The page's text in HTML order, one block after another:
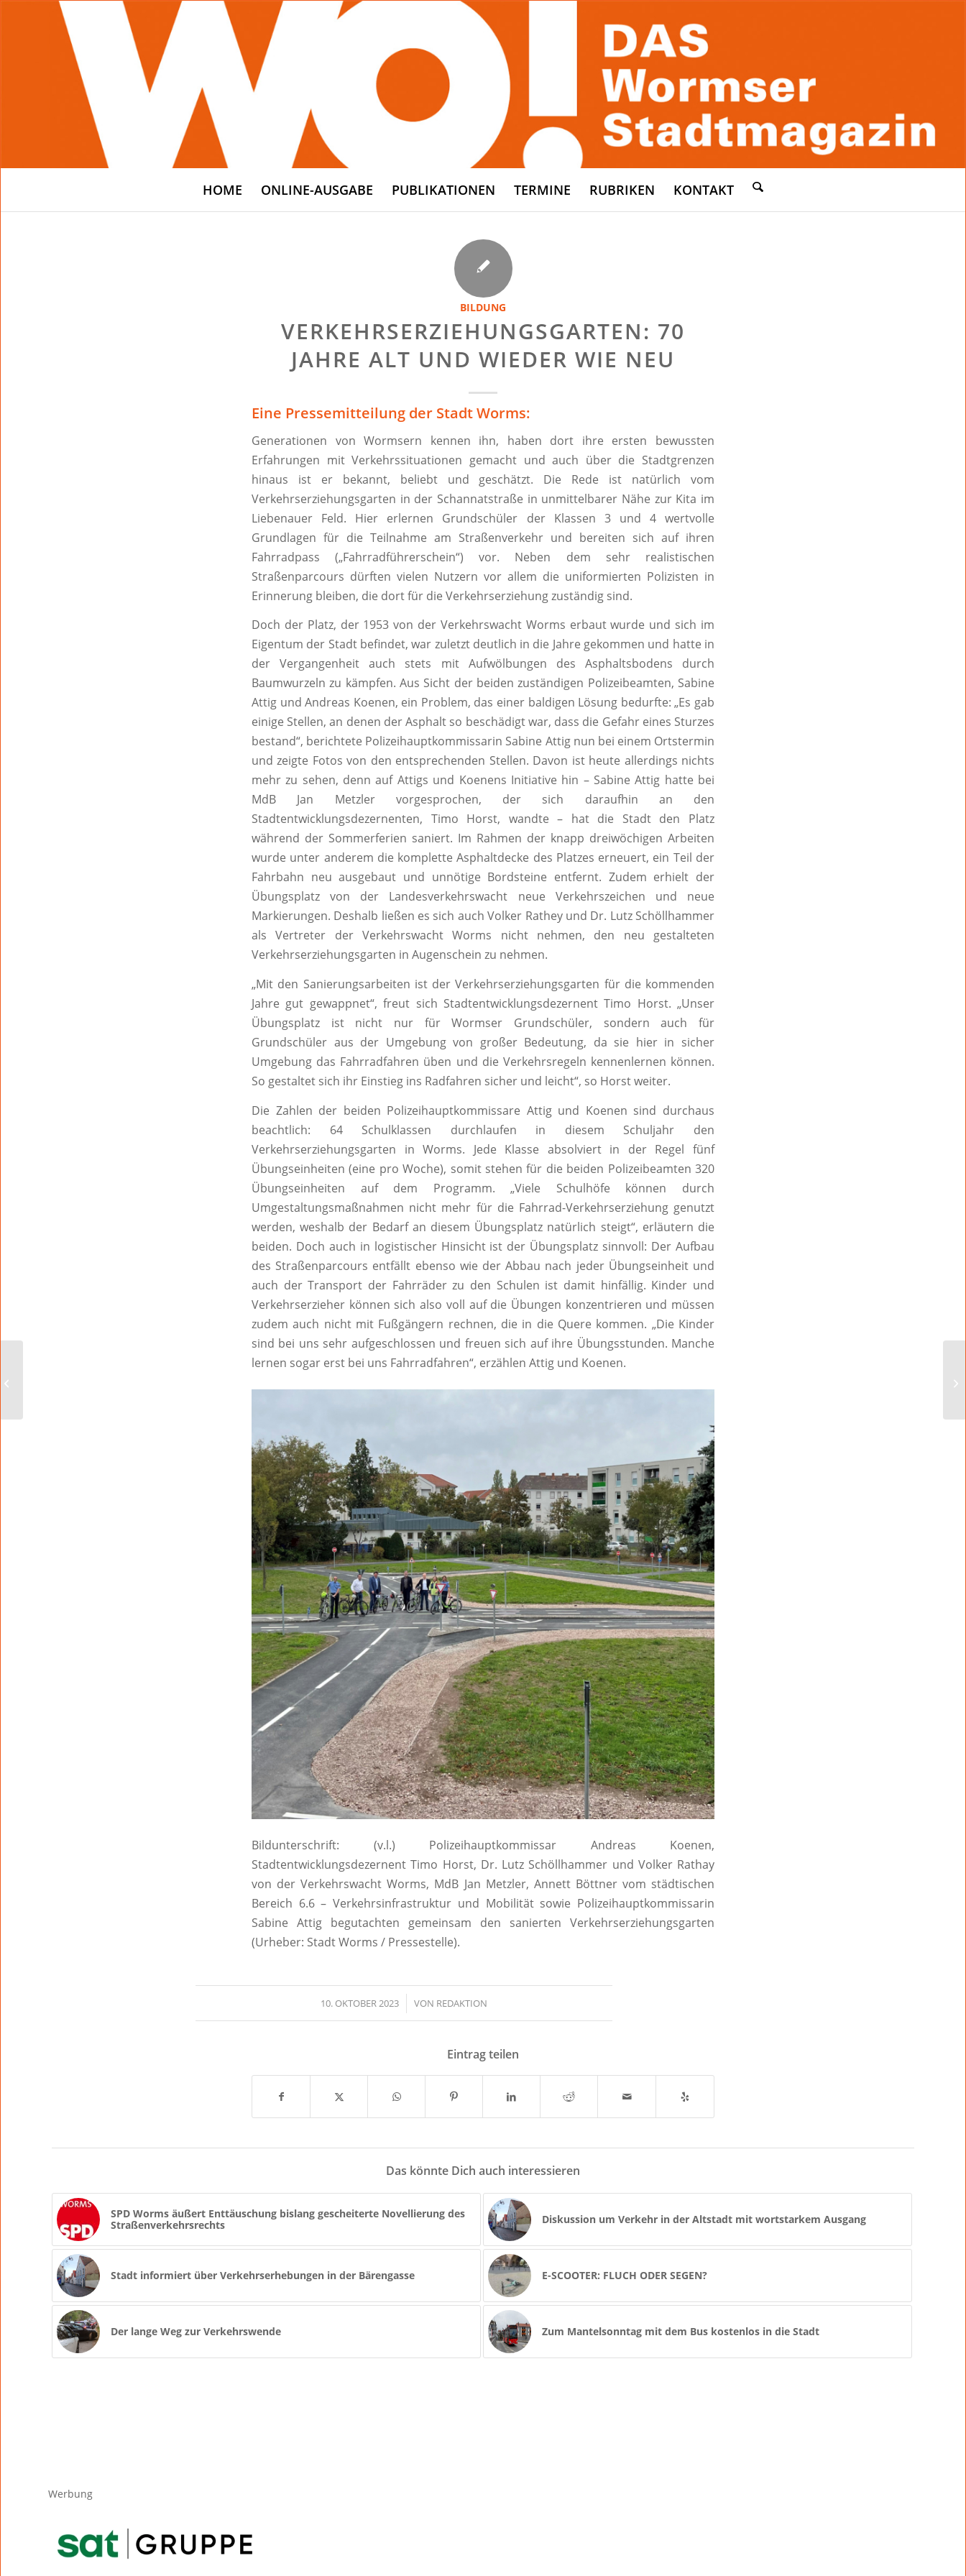
HOME ONLINE-AUSGABE PUBLIKATIONEN TERMINE RUBRIKEN KONTAKT
BILDUNG
VERKEHRSERZIEHUNGSGARTEN: 70
JAHRE ALT UND WIEDER WIE NEU
Eine Pressemitteilung der Stadt Worms:
Generationen von Wormsern kennen ihn, haben dort ihre ersten bewussten
Erfahrungen mit Verkehrssituationen gemacht und auch über die Stadtgrenzen
hinaus ist er bekannt, beliebt und geschätzt. Die Rede ist natürlich vom
Verkehrserziehungsgarten in der Schannatstraße in unmittelbarer Nähe zur Kita im
Liebenauer Feld. Hier erlernen Grundschüler der Klassen 3 und 4 wertvolle
Grundlagen für die Teilnahme am Straßenverkehr und bereiten sich auf ihren
Fahrradpass („Fahrradführerschein“) vor. Neben dem sehr realistischen
Straßenparcours dürften vielen Nutzern vor allem die uniformierten Polizisten in
Erinnerung bleiben, die dort für die Verkehrserziehung zuständig sind.
Doch der Platz, der 1953 von der Verkehrswacht Worms erbaut wurde und sich im
Eigentum der Stadt befindet, war zuletzt deutlich in die Jahre gekommen und hatte in
der Vergangenheit auch stets mit Aufwölbungen des Asphaltsbodens durch
Baumwurzeln zu kämpfen. Aus Sicht der beiden zuständigen Polizeibeamten, Sabine
Attig und Andreas Koenen, ein Problem, das einer baldigen Lösung bedurfte: „Es gab
einige Stellen, an denen der Asphalt so beschädigt war, dass die Gefahr eines Sturzes
bestand“, berichtete Polizeihauptkommissarin Sabine Attig nun bei einem Ortstermin
und zeigte Fotos von den entsprechenden Stellen. Davon ist heute allerdings nichts
mehr zu sehen, denn auf Attigs und Koenens Initiative hin – Sabine Attig hatte bei
MdB Jan Metzler vorgesprochen, der sich daraufhin an den
Stadtentwicklungsdezernenten, Timo Horst, wandte – hat die Stadt den Platz
während der Sommerferien saniert. Im Rahmen der knapp dreiwöchigen Arbeiten
wurde unter anderem die komplette Asphaltdecke des Platzes erneuert, ein Teil der
Fahrbahn neu ausgebaut und unnötige Bordsteine entfernt. Zudem erhielt der
Übungsplatz von der Landesverkehrswacht neue Verkehrszeichen und neue
Markierungen. Deshalb ließen es sich auch Volker Rathey und Dr. Lutz Schöllhammer
als Vertreter der Verkehrswacht Worms nicht nehmen, den neu gestalteten
Verkehrserziehungsgarten in Augenschein zu nehmen.
„Mit den Sanierungsarbeiten ist der Verkehrserziehungsgarten für die kommenden
Jahre gut gewappnet“, freut sich Stadtentwicklungsdezernent Timo Horst. „Unser
Übungsplatz ist nicht nur für Wormser Grundschüler, sondern auch für
Grundschüler aus der Umgebung von großer Bedeutung, da sie hier in sicher
Umgebung das Fahrradfahren üben und die Verkehrsregeln kennenlernen können.
So gestaltet sich ihr Einstieg ins Radfahren sicher und leicht“, so Horst weiter.
Die Zahlen der beiden Polizeihauptkommissare Attig und Koenen sind durchaus
beachtlich: 64 Schulklassen durchlaufen in diesem Schuljahr den
Verkehrserziehungsgarten in Worms. Jede Klasse absolviert in der Regel fünf
Übungseinheiten (eine pro Woche), somit stehen für die beiden Polizeibeamten 320
Übungseinheiten auf dem Programm. „Viele Schulhöfe können durch
Umgestaltungsmaßnahmen nicht mehr für die Fahrrad-Verkehrserziehung genutzt
werden, weshalb der Bedarf an diesem Übungsplatz natürlich steigt“, erläutern die
beiden. Doch auch in logistischer Hinsicht ist der Übungsplatz sinnvoll: Der Aufbau
des Straßenparcours entfällt ebenso wie der Abbau nach jeder Übungseinheit und
auch der Transport der Fahrräder zu den Schulen ist damit hinfällig. Kinder und
Verkehrserzieher können sich also voll auf die Übungen konzentrieren und müssen
zudem auch nicht mit Fußgängern rechnen, die in die Quere kommen. „Die Kinder
sind bei uns sehr aufgeschlossen und freuen sich auf ihre Übungsstunden. Manche
lernen sogar erst bei uns Fahrradfahren“, erzählen Attig und Koenen.
Bildunterschrift: (v.l.) Polizeihauptkommissar Andreas Koenen,
Stadtentwicklungsdezernent Timo Horst, Dr. Lutz Schöllhammer und Volker Rathay
von der Verkehrswacht Worms, MdB Jan Metzler, Annett Böttner vom städtischen
Bereich 6.6 – Verkehrsinfrastruktur und Mobilität sowie Polizeihauptkommissarin
Sabine Attig begutachten gemeinsam den sanierten Verkehrserziehungsgarten
(Urheber: Stadt Worms / Pressestelle).
10. OKTOBER 2023
/ VON REDAKTION
Eintrag teilen
Das könnte Dich auch interessieren
SPD Worms äußert Enttäuschung bislang gescheiterte Novellierung des
Straßenverkehrsrechts
Diskussion um Verkehr in der Altstadt mit wortstarkem Ausgang
Stadt informiert über Verkehrserhebungen in der Bärengasse E-SCOOTER: FLUCH ODER SEGEN?
Der lange Weg zur Verkehrswende Zum Mantelsonntag mit dem Bus kostenlos in die Stadt
Werbung